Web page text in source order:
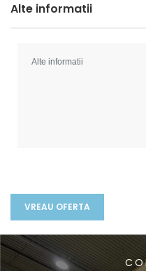
Alte informatii